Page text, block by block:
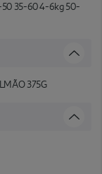
50 35-60 4-6kg 50-
375G